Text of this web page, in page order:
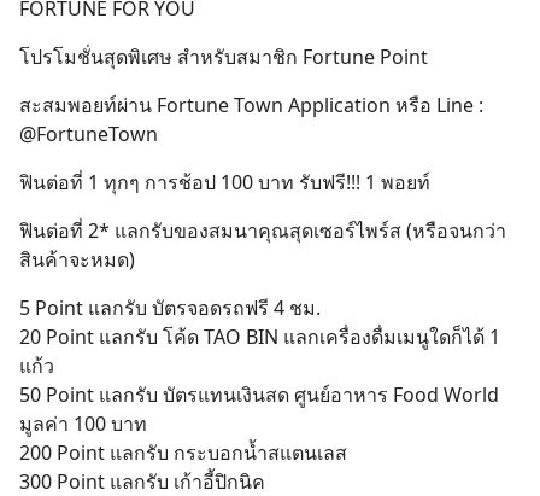
FORTUNE FOR YOU
โปรโมชั่นสุดพิเศษ สำหรับสมาชิก Fortune Point
สะสมพอยท์ผ่าน Fortune Town Application หรือ Line :
@FortuneTown
ฟินต่อที่ 1 ทุกๆ การช้อป 100 บาท รับฟรี!!! 1 พอยท์
ฟินต่อที่ 2* แลกรับของสมนาคุณสุดเซอร์ไพร์ส (หรือจนกว่า
สินค้าจะหมด)
5 Point แลกรับ บัตรจอดรถฟรี 4 ชม.
20 Point แลกรับ โค้ด TAO BIN แลกเครื่องดื่มเมนูใดก็ได้ 1
แก้ว
50 Point แลกรับ บัตรแทนเงินสด ศูนย์อาหาร Food World
มูลค่า 100 บาท
200 Point แลกรับ กระบอกน้ำสแตนเลส
300 Point แลกรับ เก้าอี้ปิกนิค